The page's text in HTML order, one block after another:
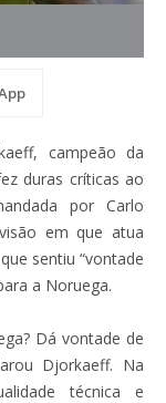
campeão da
duras críticas ao
por Carlo
em que atua
sentiu “vontade
a Noruega.
Dá vontade de
Djorkaeff. Na
técnica e